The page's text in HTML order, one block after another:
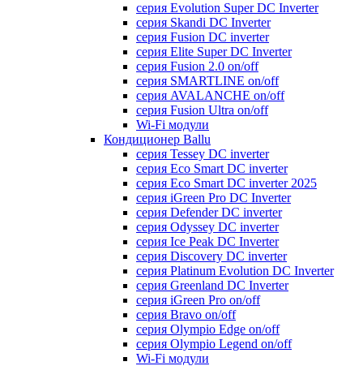
серия Evolution Super DC Inverter
серия Skandi DC Inverter
серия Fusion DC inverter
серия Elite Super DC Inverter
серия Fusion 2.0 on/off
серия SMARTLINE on/off
серия AVALANCHE on/off
серия Fusion Ultra on/off
Wi-Fi модули
Кондиционер Ballu
серия Tessey DC inverter
серия Eco Smart DC inverter
серия Eco Smart DC inverter 2025
серия iGreen Pro DC Inverter
серия Defender DC inverter
серия Odyssey DC inverter
серия Ice Peak DС Inverter
cерия Discovery DC inverter
серия Platinum Evolution DC Inverter
серия Greenland DC Inverter
серия iGreen Pro on/off
серия Bravo on/off
серия Olympio Edge on/off
серия Olympio Legend on/off
Wi-Fi модули